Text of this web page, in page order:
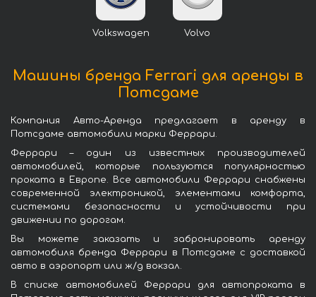
Volkswagen Volvo
Машины бренда Ferrari для аренды в
Потсдаме
Компания Авто-Аренда предлагает в аренду в
Потсдаме автомобили марки Феррари.
Феррари – один из известных производителей
автомобилей, которые пользуются популярностью
проката в Европе. Все автомобили Феррари снабжены
современной электроникой, элементами комфорта,
системами безопасности и устойчивости при
движении по дорогам.
Вы можете заказать и забронировать аренду
автомобиля бренда Феррари в Потсдаме с доставкой
авто в аэропорт или ж/д вокзал.
В списке автомобилей Феррари для автопроката в